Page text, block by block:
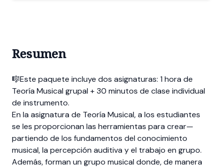
Resumen
🎼Este paquete incluye dos asignaturas: 1 hora de
Teoría Musical grupal + 30 minutos de clase individual
de instrumento.
En la asignatura de Teoría Musical, a los estudiantes
se les proporcionan las herramientas para crear—
partiendo de los fundamentos del conocimiento
musical, la percepción auditiva y el trabajo en grupo.
Además, forman un grupo musical donde, de manera